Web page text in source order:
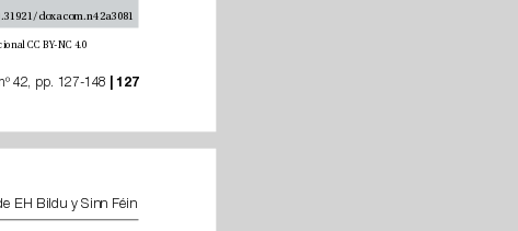
nº 42, pp. 127-148 | 127
https://doi.org/10.31921/doxacom.n42a3081
Este contenido se publica bajo licencia Creative Commons Reconocimiento - Licencia no comercial. Licencia internacional CC BY-NC 4.0
Anatomía del discurso soberanista: análisis temático y terminológico comparado de los textos de EH Bildu y Sinn Féin